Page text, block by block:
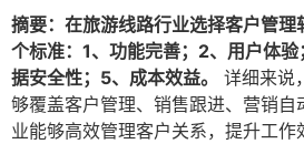
摘要：在旅游线路行业选择客户管理
个标准：1、功能完善；2、用户体
据安全性；5、成本效益。
详细来说
够覆盖客户管理、销售跟进、营销自
业能够高效管理客户关系，提升工作